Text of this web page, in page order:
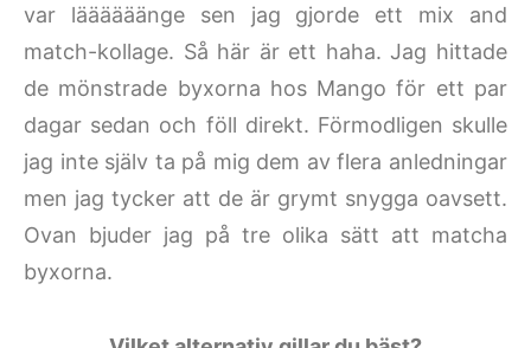
var läääääänge sen jag gjorde ett mix and
match-kollage. Så här är ett haha. Jag hittade
de mönstrade byxorna hos Mango för ett par
dagar sedan och föll direkt. Förmodligen skulle
jag inte själv ta på mig dem av flera anledningar
men jag tycker att de är grymt snygga oavsett.
Ovan bjuder jag på tre olika sätt att matcha
byxorna.